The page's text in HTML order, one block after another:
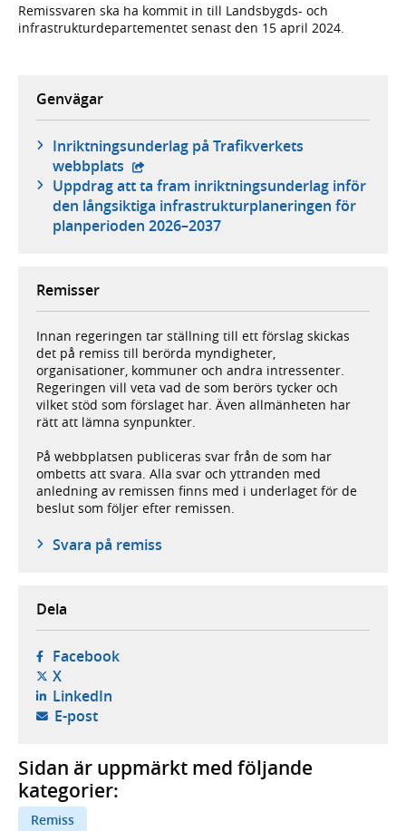
Remissvaren ska ha kommit in till Landsbygds- och
infrastrukturdepartementet senast den 15 april 2024.
Genvägar
Inriktningsunderlag på Trafikverkets
webbplats - extern webbplats,
Uppdrag att ta fram inriktningsunderlag inför
den långsiktiga infrastrukturplaneringen för
planperioden 2026–2037
Remisser
Innan regeringen tar ställning till ett förslag skickas
det på remiss till berörda myndigheter,
organisationer, kommuner och andra intressenter.
Regeringen vill veta vad de som berörs tycker och
vilket stöd som förslaget har. Även allmänheten har
rätt att lämna synpunkter.
På webbplatsen publiceras svar från de som har
ombetts att svara. Alla svar och yttranden med
anledning av remissen finns med i underlaget för de
beslut som följer efter remissen.
Svara på remiss
Dela
Facebook- öppnas i ny flik, extern webbplats,
X- öppnas i ny flik, extern webbplats,
LinkedIn- öppnas i ny flik, extern webbplats,
E-post- öppnar din e-postklient,
Sidan är uppmärkt med följande
kategorier:
Remiss